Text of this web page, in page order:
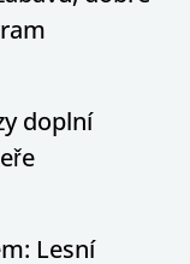
doplní
Lesní